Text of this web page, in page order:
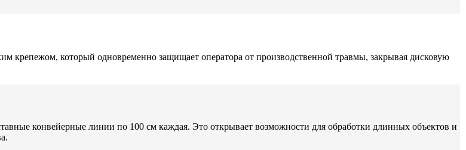
крепежом, который одновременно защищает оператора от производственной травмы, закрывая дисковую
конвейерные линии по 100 см каждая. Это открывает возможности для обработки длинных объектов и